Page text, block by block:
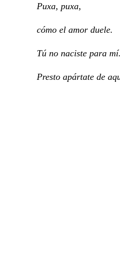
Puxa, puxa,
cómo el amor duele.
Tú no naciste para mí.
Presto apártate de